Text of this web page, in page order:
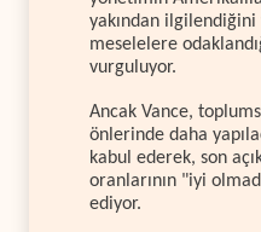
yakından
meselelere
vurguluyor.
Ancak Vance,
önlerinde daha
kabul ederek, son
oranlarının "iyi
ediyor.